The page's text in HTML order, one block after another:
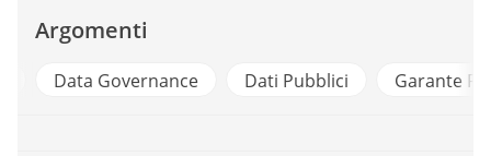
Argomenti
Data Governance Dati Pubblici Garante